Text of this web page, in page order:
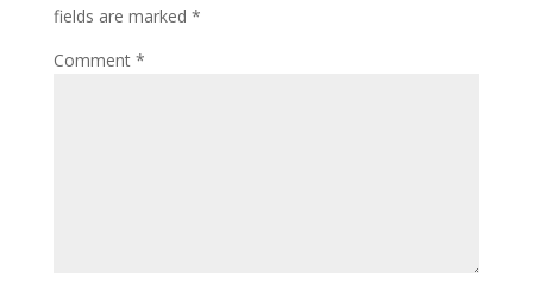
fields are marked *
Comment *